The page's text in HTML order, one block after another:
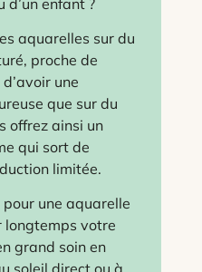
aquarelles sur du
proche de
une
que sur du
offrez ainsi un
qui sort de
limitée.
une aquarelle
longtemps votre
grand soin en